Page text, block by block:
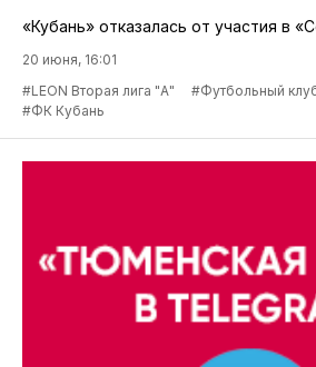
«Кубань» отказалась от участия в
20 июня, 16:01
#LEON Вторая лига "А"
#Футбольный
#ФК Кубань